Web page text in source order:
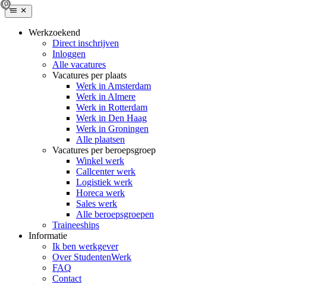
Werkzoekend
Direct inschrijven
Inloggen
Alle vacatures
Vacatures per plaats
Werk in Amsterdam
Werk in Almere
Werk in Rotterdam
Werk in Den Haag
Werk in Groningen
Alle plaatsen
Vacatures per beroepsgroep
Winkel werk
Callcenter werk
Logistiek werk
Horeca werk
Sales werk
Alle beroepsgroepen
Traineeships
Informatie
Ik ben werkgever
Over StudentenWerk
FAQ
Contact